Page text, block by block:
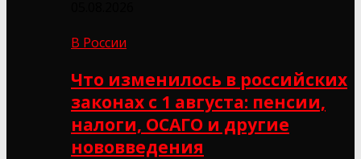
В России
Что изменилось в российских
законах с 1 августа: пенсии,
налоги, ОСАГО и другие
нововведения